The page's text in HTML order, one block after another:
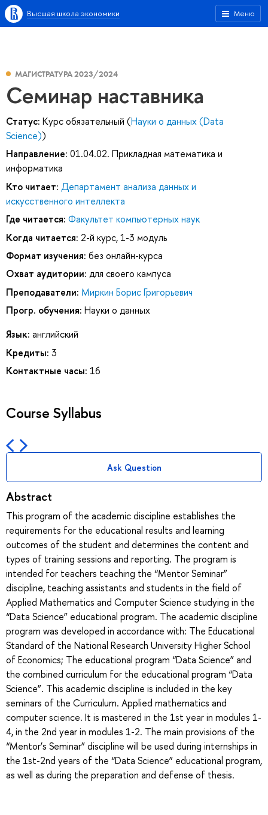
Меню
Высшая школа экономики
МАГИСТРАТУРА 2023/2024
Семинар наставника
Статус: Курс обязательный (Науки о данных (Data
Science))
Направление: 01.04.02. Прикладная математика и
информатика
Кто читает: Департамент анализа данных и
искусственного интеллекта
Где читается: Факультет компьютерных наук
Когда читается: 2-й курс, 1-3 модуль
Формат изучения: без онлайн-курса
Охват аудитории: для своего кампуса
Преподаватели: Миркин Борис Григорьевич
Прогр. обучения: Науки о данных
Язык: английский
Кредиты: 3
Контактные часы: 16
Course Syllabus
Ask Question
Abstract
This program of the academic discipline establishes the
requirements for the educational results and learning
outcomes of the student and determines the content and
types of training sessions and reporting. The program is
intended for teachers teaching the “Mentor Seminar”
discipline, teaching assistants and students in the field of
Applied Mathematics and Computer Science studying in the
“Data Science” educational program. The academic discipline
program was developed in accordance with: The Educational
Standard of the National Research University Higher School
of Economics; The educational program “Data Science” and
the combined curriculum for the educational program “Data
Science”. This academic discipline is included in the key
seminars of the Curriculum. Applied mathematics and
computer science. It is mastered in the 1st year in modules 1-
4, in the 2nd year in modules 1-2. The main provisions of the
“Mentor’s Seminar” discipline will be used during internships in
the 1st-2nd years of the “Data Science” educational program,
as well as during the preparation and defense of thesis.